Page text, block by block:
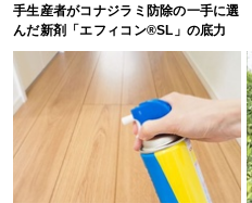
手生産者がコナジラミ防除の一手に選
んだ新剤「エフィコン®SL」の底力